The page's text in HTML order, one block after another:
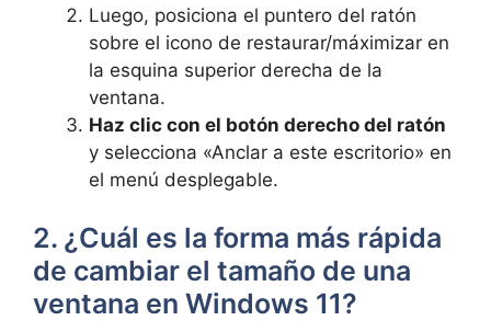
Luego, posiciona el puntero del ratón
sobre el icono de restaurar/máximizar en
la esquina superior derecha de la
ventana.
Haz clic con el botón derecho del ratón
y selecciona «Anclar a este escritorio» en
el menú desplegable.
2. ¿Cuál es la forma más rápida
de cambiar el tamaño de una
ventana en Windows 11?